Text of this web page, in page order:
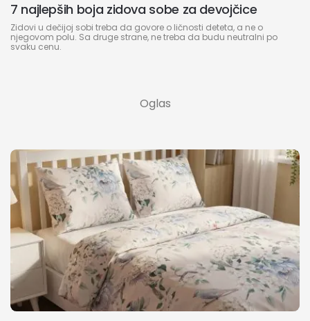
7 najlepših boja zidova sobe za devojčice
Zidovi u dečijoj sobi treba da govore o ličnosti deteta, a ne o
njegovom polu. Sa druge strane, ne treba da budu neutralni po
svaku cenu.